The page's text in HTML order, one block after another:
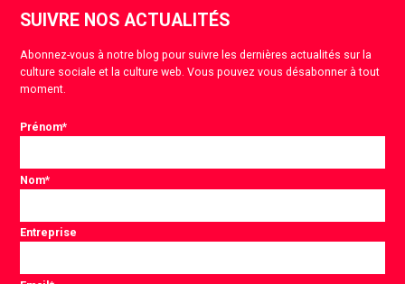
SUIVRE NOS ACTUALITÉS
Abonnez-vous à notre blog pour suivre les dernières actualités sur la
culture sociale et la culture web. Vous pouvez vous désabonner à tout
moment.
Prénom*
Nom*
Entreprise